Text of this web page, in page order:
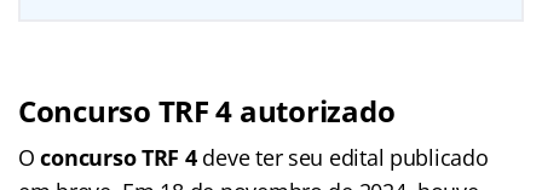
Concurso TRF 4 autorizado
Oconcurso TRF 4deve ter seu edital publicado